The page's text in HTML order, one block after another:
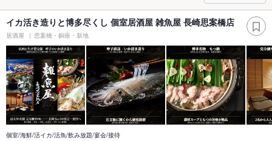
イカ活き造りと博多尽くし 個室居酒屋 雑魚屋 長崎思案橋店
居酒屋 思案橋・銅座・新地
個室/海鮮/活イカ/活魚/飲み放題/宴会/接待